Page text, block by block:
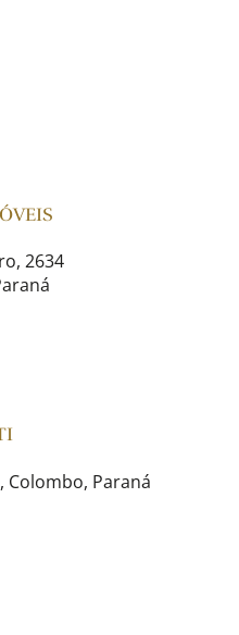
2634
Colombo, Paraná